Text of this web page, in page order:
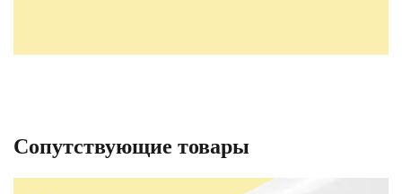
Сопутствующие товары